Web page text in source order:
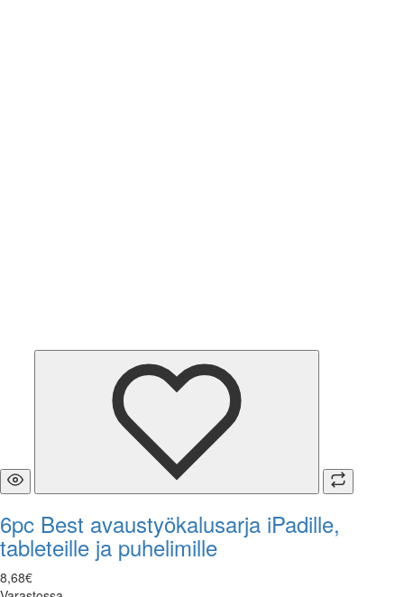
6pc Best avaustyökalusarja iPadille,
tableteille ja puhelimille
8,68€